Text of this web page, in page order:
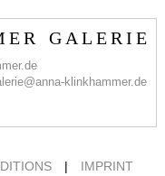
E R G A L E R I E
klinkhammer.de
| IMPRINT